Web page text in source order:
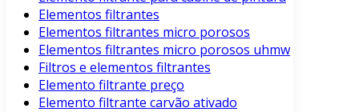
Elementos filtrantes
Elementos filtrantes micro porosos
Elementos filtrantes micro porosos uhmw
Filtros e elementos filtrantes
Elemento filtrante preço
Elemento filtrante carvão ativado